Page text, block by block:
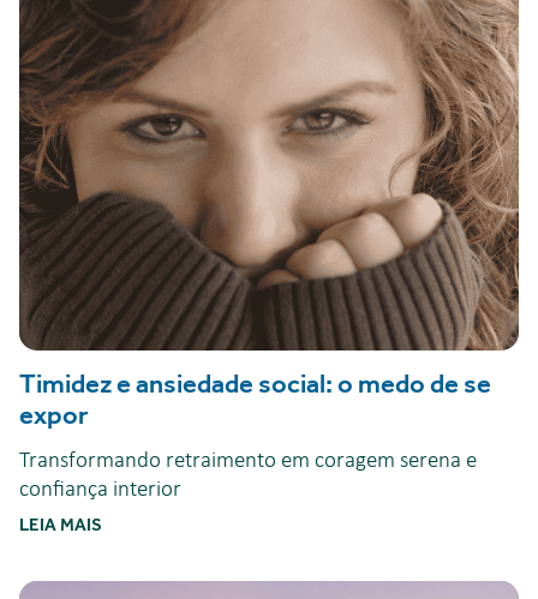
Timidez e ansiedade social: o medo de se
expor
Transformando retraimento em coragem serena e
confiança interior
LEIA MAIS